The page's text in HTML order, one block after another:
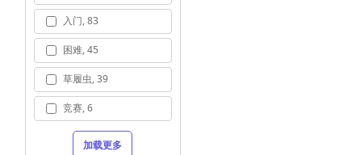
入门, 83
困难, 45
草履虫, 39
竞赛, 6
加载更多